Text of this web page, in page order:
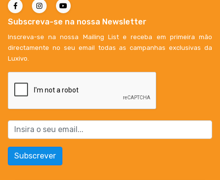
Subscreva-se na nossa Newsletter
Inscreva-se na nossa Mailing List e receba em primeira mão
directamente no seu email todas as campanhas exclusivas da
Luxivo.
Subscrever